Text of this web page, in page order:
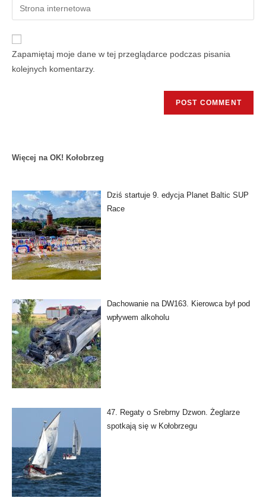
Zapamiętaj moje dane w tej przeglądarce podczas pisania
kolejnych komentarzy.
Więcej na OK! Kołobrzeg
Dziś startuje 9. edycja Planet Baltic SUP
Race
Dachowanie na DW163. Kierowca był pod
wpływem alkoholu
47. Regaty o Srebrny Dzwon. Żeglarze
spotkają się w Kołobrzegu